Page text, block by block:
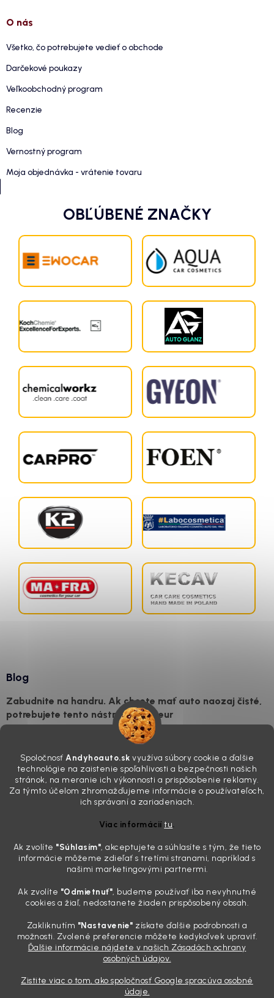
Spoločnosť Andyhoauto.sk využíva súbory cookie a ďalšie
technológie na zaistenie spoľahlivosti a bezpečnosti našich
stránok, na meranie ich výkonnosti a prispôsobenie reklamy.
Za týmto účelom zhromažďujeme informácie o používateľoch,
ich správaní a zariadeniach.
Viac informáciítu.
Ak zvolíte "Súhlasím", akceptujete a súhlasíte s tým, že tieto
informácie môžeme zdieľať s tretími stranami, napríklad s
našimi marketingovými partnermi.
Ak zvolíte "Odmietnuť", budeme používať iba nevyhnutné
cookies a žiaľ, nedostanete žiaden prispôsobený obsah.
Zakliknutím "Nastavenie" získate ďalšie podrobnosti a
možnosti. Zvolené preferencie môžete kedykoľvek upraviť.
Ďalšie informácie nájdete v našich Zásadách ochrany
osobných údajov.
Zistite viac o tom, ako spoločnosť Google spracúva osobné
údaje.
O nás
Všetko, čo potrebujete vedieť o obchode
Darčekové poukazy
Veľkoobchodný program
Recenzie
Blog
Vernostný program
Moja objednávka - vrátenie tovaru
OBĽÚBENÉ ZNAČKY
Blog
Zabudnite na handru. Ak chcete mať auto naozaj čisté,
potrebujete tento nástroj za pár eur
„upratanom“ aute, no pri pohľade na palubnú dosku vás ide poraziť. V
mriežkach ventilácie, okolo tlačidiel a v švíkoch sedačiek na vás stále
drzo pozerá prach. Handra ani vysávač tam jednodu...
Detailing nemusí stáť výplatu: 5 kúskov autokozmetiky,
Sobotné ráno, káva v ruke a pred vami zaprášená kapota. Pre
niekoho nuda, pre nás najlepší relax. Lenže keď si v košíku spočítate
všetky tie fľaštičky, šampóny a utierky, výsledná suma vie poriadne
pokaziť náladu. Dobrá správa je, že aj profi výbava ...
Zabudnite na šmuhy: 7 overených vychytávok, ktoré z
28.7.2026
Poznáte ten pocit. Sobota ráno, slnko sa oprie do laku a vy namiesto
radosti vidíte len šedý povlak, zaschnuté kvapky a kolesá čierne od
bodu B, ale pre nás je to vizitka. Nič nepoka...